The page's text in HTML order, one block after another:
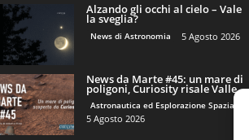
Alzando gli occhi al cielo – Vale
la sveglia?
News di Astronomia 5 Agosto 2026
News da Marte #45: un mare di
poligoni, Curiosity risale Valle...
Astronautica ed Esplorazione Spaziale
5 Agosto 2026